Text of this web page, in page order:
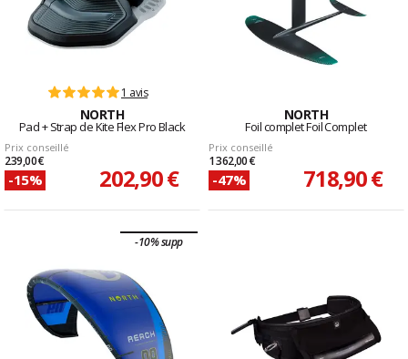
1 avis
NORTH
Pad + Strap de Kite Flex Pro Black
Prix conseillé
239,00 €
-15% 202,90 €
NORTH
Foil complet Foil Complet
Prix conseillé
1 362,00 €
-47% 718,90 €
-10% supp